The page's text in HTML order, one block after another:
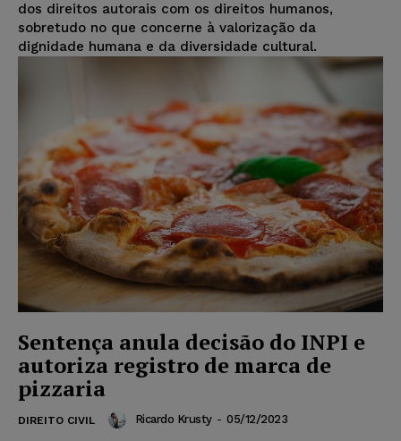
dos direitos autorais com os direitos humanos,
sobretudo no que concerne à valorização da
dignidade humana e da diversidade cultural.
Sentença anula decisão do INPI e
autoriza registro de marca de
pizzaria
DIREITO CIVIL Ricardo Krusty - 05/12/2023